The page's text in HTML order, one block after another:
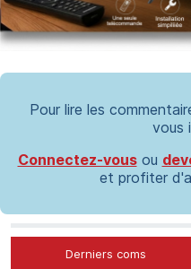
Pour lire les
vous
Connectez-vousou
et profiter
Derniers coms